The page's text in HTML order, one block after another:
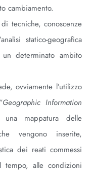
cambiamento.
tecniche, conoscenze
statico-geografica
determinato ambito
ovviamente l’utilizzo
Geographic Information
una mappatura delle
vengono inserite,
dei reati commessi
alle condizioni